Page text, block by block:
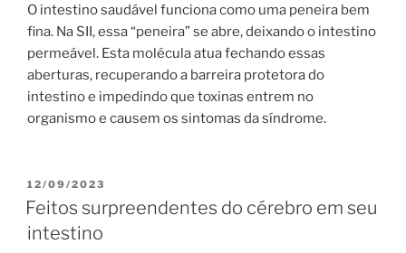
O intestino saudável funciona como uma peneira bem
fina. Na SII, essa “peneira” se abre, deixando o intestino
permeável. Esta molécula atua fechando essas
aberturas, recuperando a barreira protetora do
intestino e impedindo que toxinas entrem no
organismo e causem os sintomas da síndrome.
PUBLICADO
EM
12/09/2023
Feitos surpreendentes do cérebro em seu
intestino